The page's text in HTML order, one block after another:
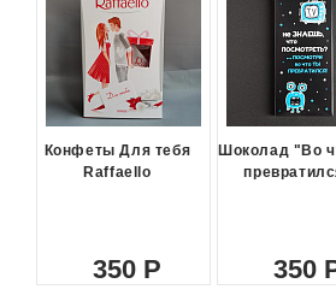
Конфеты Для тебя
Raffaello
350
Шоколад "Во
350